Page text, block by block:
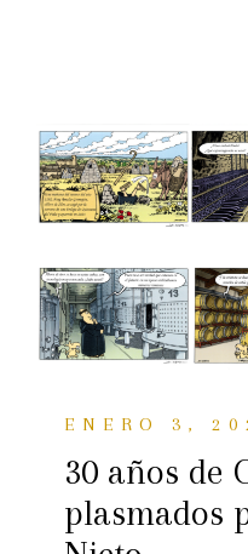
ENERO 3,
30 años de
plasmados